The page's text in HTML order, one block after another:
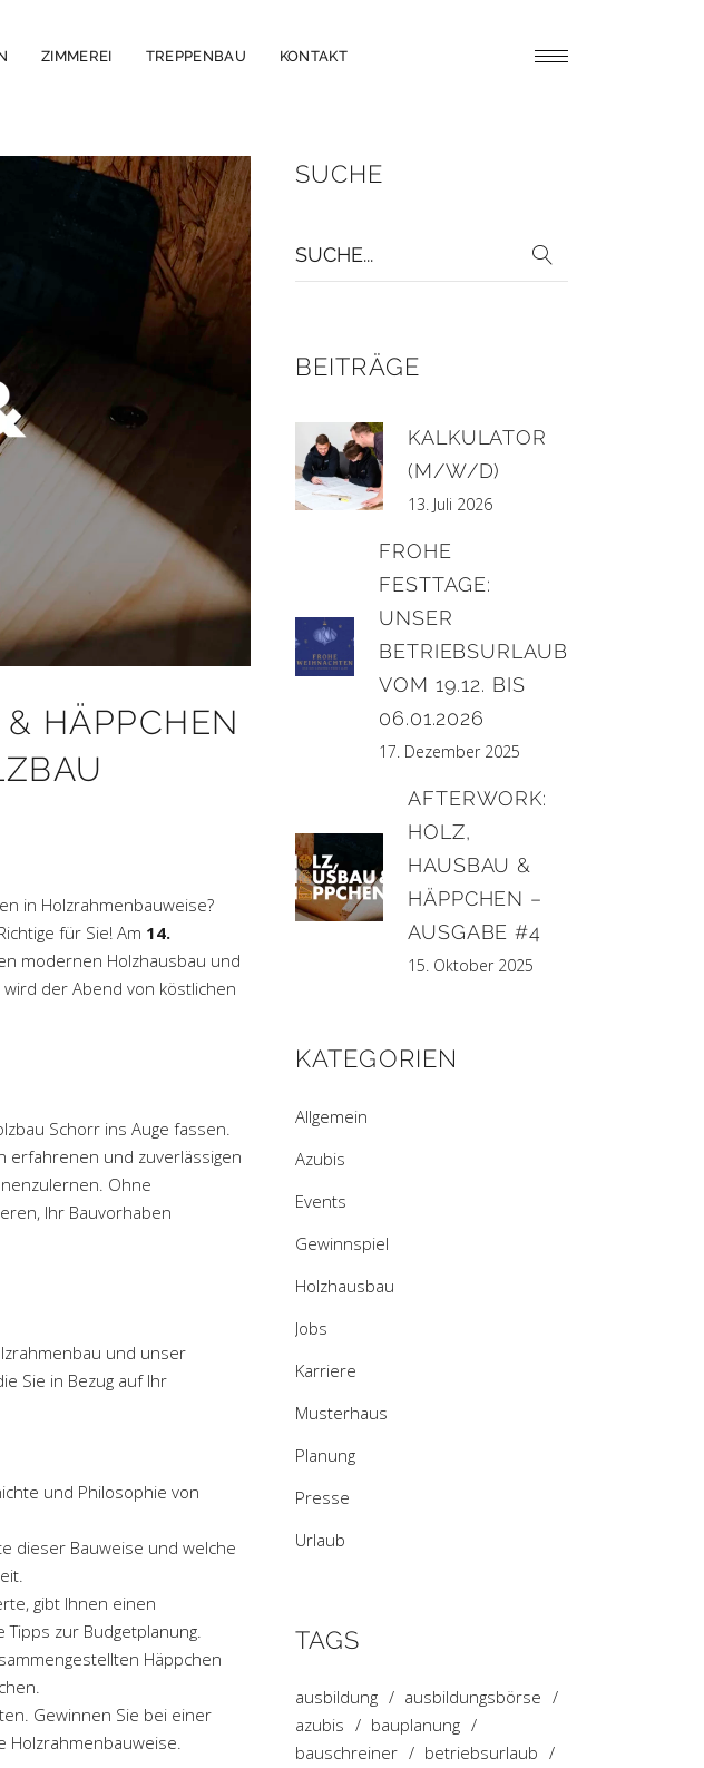
ZIMMEREI TREPPENBAU KONTAKT
HÄPPCHEN
in Holzrahmenbauweise?
für Sie! Am 14.
modernen Holzhausbau und
der Abend von köstlichen
Schorr ins Auge fassen.
erfahrenen und zuverlässigen
Ohne
Ihr Bauvorhaben
und unser
Sie in Bezug auf Ihr
und Philosophie von
dieser Bauweise und welche
gibt Ihnen einen
zur Budgetplanung.
Häppchen
Gewinnen Sie bei einer
Holzrahmenbauweise.
SUCHE
für:
BEITRÄGE
KALKULATOR
(M/W/D)
13. Juli 2026
FROHE
FESTTAGE:
UNSER
BETRIEBSURLAUB
VOM 19.12. BIS
06.01.2026
17. Dezember 2025
AFTERWORK:
HOLZ,
HAUSBAU &
HÄPPCHEN –
AUSGABE #4
15. Oktober 2025
KATEGORIEN
Allgemein
Azubis
Events
Gewinnspiel
Holzhausbau
Jobs
Karriere
Musterhaus
Planung
Presse
Urlaub
TAGS
ausbildung
ausbildungsbörse
azubis
bauplanung
bauschreiner
betriebsurlaub